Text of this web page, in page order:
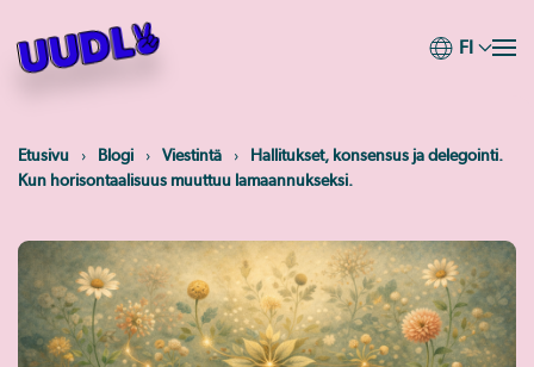
Skip
content
FI
Etusivu Blogi Viestintä
Hallitukset, konsensus ja delegointi.
Kun horisontaalisuus muuttuu lamaannukseksi.